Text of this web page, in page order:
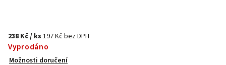
238 Kč/ ks 197 Kč bez DPH
Vyprodáno
Možnosti doručení